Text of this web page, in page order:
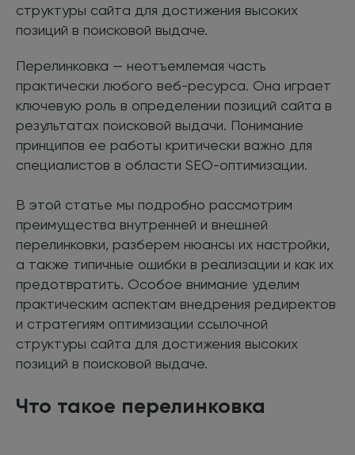
структуры сайта для достижения высоких
позиций в поисковой выдаче.
Перелинковка — неотъемлемая часть
практически любого веб-ресурса. Она играет
ключевую роль в определении позиций сайта в
результатах поисковой выдачи. Понимание
принципов ее работы критически важно для
специалистов в области SEO-оптимизации.
В этой статье мы подробно рассмотрим
преимущества внутренней и внешней
перелинковки, разберем нюансы их настройки,
а также типичные ошибки в реализации и как их
предотвратить. Особое внимание уделим
практическим аспектам внедрения редиректов
и стратегиям оптимизации ссылочной
структуры сайта для достижения высоких
позиций в поисковой выдаче.
Что такое перелинковка